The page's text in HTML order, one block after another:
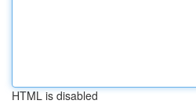
HTML is disabled